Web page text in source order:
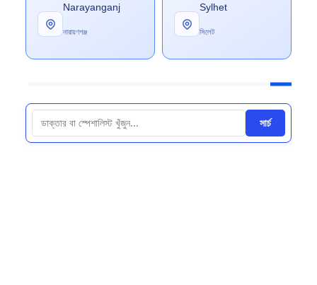
Narayanganj
নারায়ণগঞ্জ
Sylhet
সিলেট
সার্চ